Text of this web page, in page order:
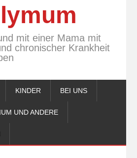
mit einer Mama mit
chronischer Krankheit
KINDER BEI UNS
UND ANDERE